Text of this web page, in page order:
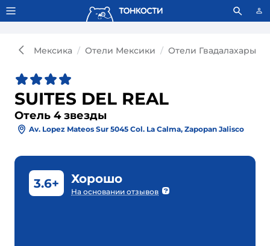
Тонкости используют сookie-файлы. Что это значит?
Мексика Отели Мексики Отели Гвадалахары
SUITES DEL REAL
Отель 4 звезды
Av. Lopez Mateos Sur 5045 Col. La Calma, Zapopan Jalisco
3.6+ Хорошо
На основании отзывов